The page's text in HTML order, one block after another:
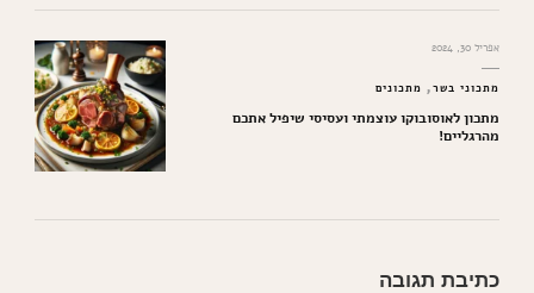
אפריל 30, 2024
מתכוני בשר מתכונים
מתכון לאוסובוקו עוצמתי ועסיסי שיפיל אתכם
מהרגליים!
כתיבת תגובה